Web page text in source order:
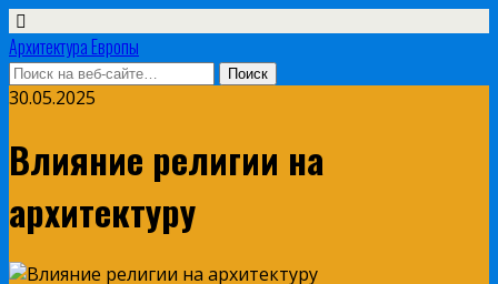
Архитектура Европы
30.05.2025
Влияние религии на
архитектуру